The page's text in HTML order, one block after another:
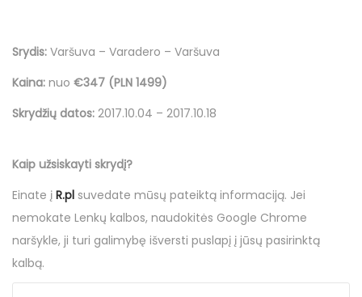
Srydis: Varšuva – Varadero – Varšuva
Kaina: nuo €347 (PLN 1499)
Skrydžių datos: 2017.10.04 – 2017.10.18
Kaip užsiskayti skrydį?
Einate į R.pl suvedate mūsų pateiktą informaciją. Jei
nemokate Lenkų kalbos, naudokitės Google Chrome
naršykle, ji turi galimybę išversti puslapį į jūsų pasirinktą
kalbą.